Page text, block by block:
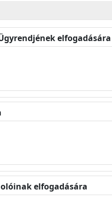
elfogadására
elfogadására